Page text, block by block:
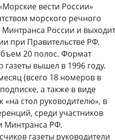
вести России»
морского речного
России и выходит
при Правительстве РФ.
20 полос. Формат
вышел в 1996 году.
(всего 18 номеров в
а также в виде
«на стол руководителю», в
среди участников
Минтранса РФ.
газеты руководители